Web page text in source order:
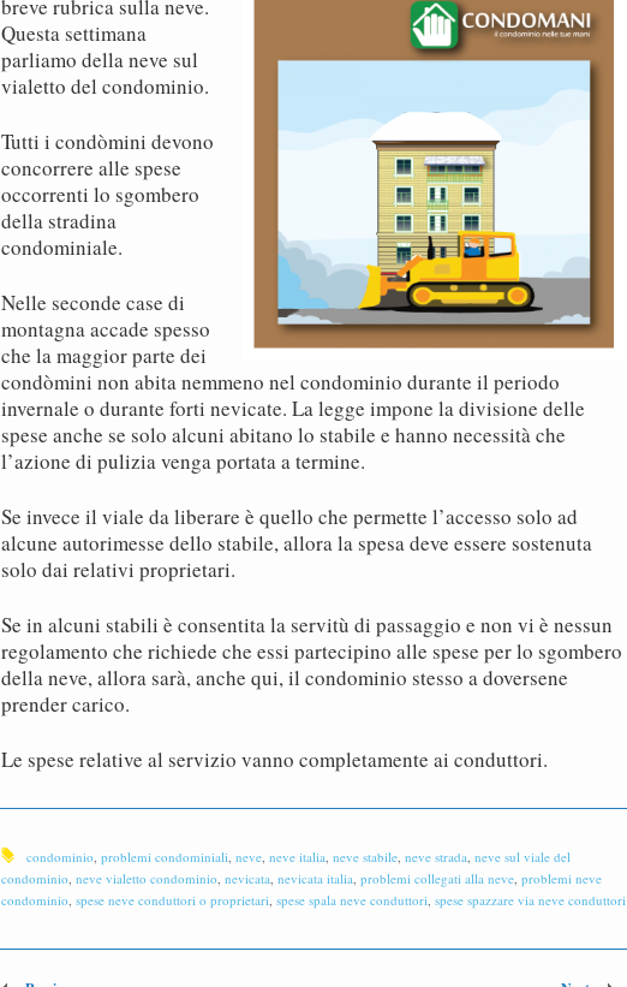
breve rubrica sulla neve.
Questa settimana
parliamo della neve sul
vialetto del condominio.
Tutti i condòmini devono
concorrere alle spese
occorrenti lo sgombero
della stradina
condominiale.
Nelle seconde case di
montagna accade spesso
che la maggior parte dei
condòmini non abita nemmeno nel condominio durante il periodo
invernale o durante forti nevicate. La legge impone la divisione delle
spese anche se solo alcuni abitano lo stabile e hanno necessità che
l’azione di pulizia venga portata a termine.
Se invece il viale da liberare è quello che permette l’accesso solo ad
alcune autorimesse dello stabile, allora la spesa deve essere sostenuta
solo dai relativi proprietari.
Se in alcuni stabili è consentita la servitù di passaggio e non vi è nessun
regolamento che richiede che essi partecipino alle spese per lo sgombero
della neve, allora sarà, anche qui, il condominio stesso a doversene
prender carico.
Le spese relative al servizio vanno completamente ai conduttori.
condominio, problemi condominiali, neve, neve italia, neve stabile, neve strada, neve sul viale del
condominio, neve vialetto condominio, nevicata, nevicata italia, problemi collegati alla neve, problemi neve
condominio, spese neve conduttori o proprietari, spese spala neve conduttori, spese spazzare via neve conduttori